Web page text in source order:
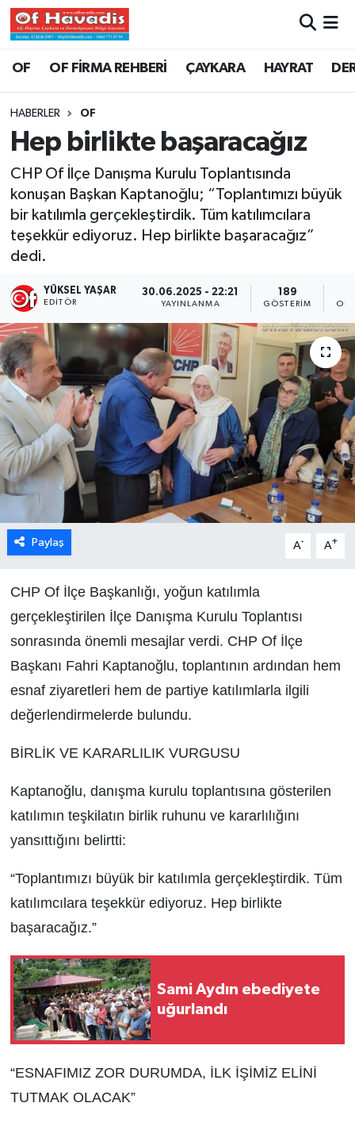
OF OF FİRMA REHBERİ ÇAYKARA HAYRAT
HABERLER OF
Hep birlikte başaracağız
CHP Of İlçe Danışma Kurulu Toplantısında
konuşan Başkan Kaptanoğlu; “Toplantımızı büyük
bir katılımla gerçekleştirdik. Tüm katılımcılara
teşekkür ediyoruz. Hep birlikte başaracağız”
dedi.
YÜKSEL YAŞAR
EDITÖR
30.06.2025 - 22:21
YAYINLANMA
189
GÖSTERIM
Paylaş A- A+
CHP Of İlçe Başkanlığı, yoğun katılımla
gerçekleştirilen İlçe Danışma Kurulu Toplantısı
sonrasında önemli mesajlar verdi. CHP Of İlçe
Başkanı Fahri Kaptanoğlu, toplantının ardından hem
esnaf ziyaretleri hem de partiye katılımlarla ilgili
değerlendirmelerde bulundu.
BİRLİK VE KARARLILIK VURGUSU
Kaptanoğlu, danışma kurulu toplantısına gösterilen
katılımın teşkilatın birlik ruhunu ve kararlılığını
yansıttığını belirtti:
“Toplantımızı büyük bir katılımla gerçekleştirdik. Tüm
katılımcılara teşekkür ediyoruz. Hep birlikte
başaracağız.”
Sami Aydın ebediyete
uğurlandı
“ESNAFIMIZ ZOR DURUMDA, İLK İŞİMİZ ELİNİ
TUTMAK OLACAK”
Trabzon Nöbetçi Eczaneler
Trabzon Namaz Vakitleri
Trabzon Trafik Yoğunluk Haritası
Süper Lig Puan Durumu ve Fikstür
Tüm Manşetler
Son Dakika Haberleri
Haber Arşivi